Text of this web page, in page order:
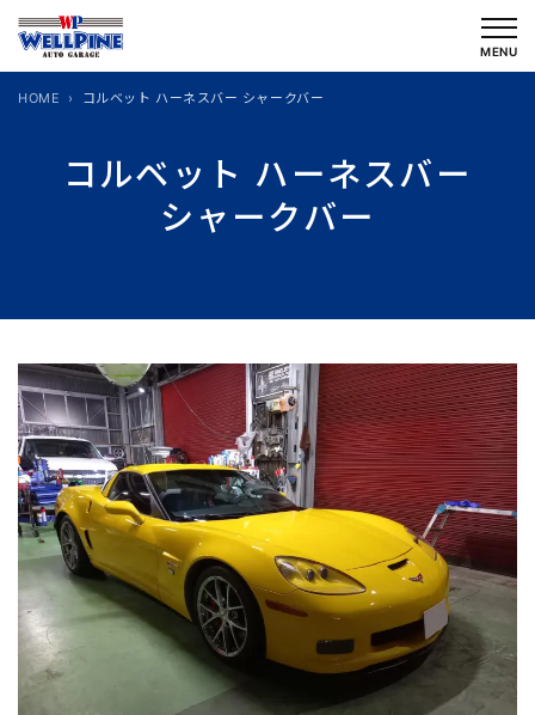
を
MENU
コルベット ハーネスバー
シャークバー
HOME コルベット ハーネスバー シャークバー